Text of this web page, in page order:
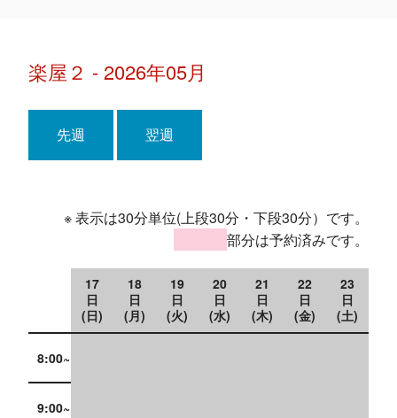
楽屋２ - 2026年05月
先週 翌週
※ 表示は30分単位(上段30分・下段30分）です。
部分は予約済みです。
17
日
(日)
18
日
(月)
19
日
(火)
20
日
(水)
21
日
(木)
22
日
(金)
23
日
(土)
8:00~
9:00~